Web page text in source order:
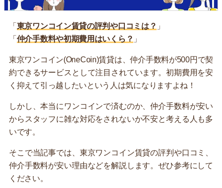
「 東京ワンコイン賃貸の評判や口コミは？ 」
「 仲介手数料や初期費用はいくら？ 」
東京ワンコイン(OneCoin)賃貸は、仲介手数料が500円で契
約できるサービスとして注目されています。初期費用を安
く抑えて引っ越したいという人は気になりますよね！
しかし、本当にワンコインで済むのか、仲介手数料が安い
からスタッフに雑な対応をされないか不安と考える人も多
いです。
そこで当記事では、東京ワンコイン賃貸の評判や口コミ、
仲介手数料が安い理由などを解説します。ぜひ参考にして
ください。